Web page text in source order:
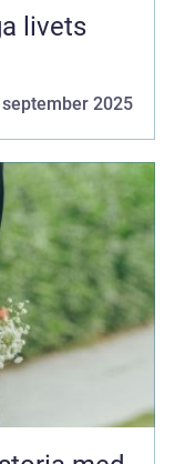
livets
2025